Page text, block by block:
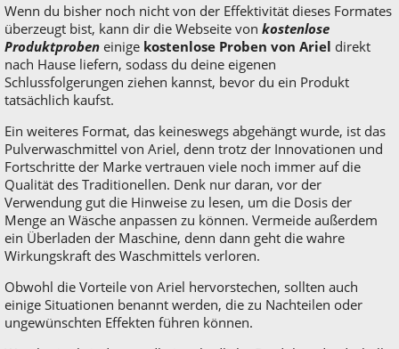
Wenn du bisher noch nicht von der Effektivität dieses Formates
überzeugt bist, kann dir die Webseite von kostenlose
Produktproben einige kostenlose Proben von Ariel direkt
nach Hause liefern, sodass du deine eigenen
Schlussfolgerungen ziehen kannst, bevor du ein Produkt
tatsächlich kaufst.
Ein weiteres Format, das keineswegs abgehängt wurde, ist das
Pulverwaschmittel von Ariel, denn trotz der Innovationen und
Fortschritte der Marke vertrauen viele noch immer auf die
Qualität des Traditionellen. Denk nur daran, vor der
Verwendung gut die Hinweise zu lesen, um die Dosis der
Menge an Wäsche anpassen zu können. Vermeide außerdem
ein Überladen der Maschine, denn dann geht die wahre
Wirkungskraft des Waschmittels verloren.
Obwohl die Vorteile von Ariel hervorstechen, sollten auch
einige Situationen benannt werden, die zu Nachteilen oder
ungewünschten Effekten führen können.